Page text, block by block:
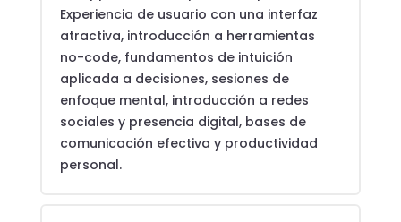
Experiencia de usuario con una interfaz
atractiva, introducción a herramientas
no-code, fundamentos de intuición
aplicada a decisiones, sesiones de
enfoque mental, introducción a redes
sociales y presencia digital, bases de
comunicación efectiva y productividad
personal.